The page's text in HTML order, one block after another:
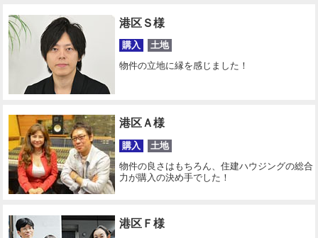
港区Ｓ様
購入 土地
物件の立地に縁を感じました！
港区Ａ様
購入 土地
物件の良さはもちろん、住建ハウジングの総合
力が購入の決め手でした！
港区Ｆ様